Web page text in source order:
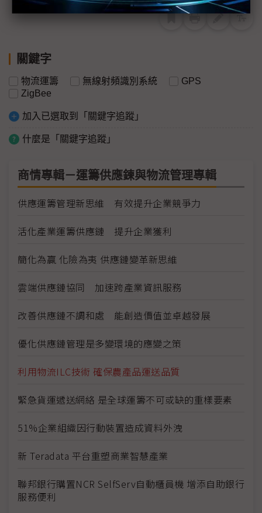
關鍵字
物流運籌 無線射頻識別系統
GPS
ZigBee
加入已選取到「關鍵字追蹤」
什麼是「關鍵字追蹤」
商情專輯－運籌供應鍊與物流管理專輯
供應運籌管理新思維 有效提升企業競爭力
活化產業運籌供應鏈 提升企業獲利
簡化為贏 化險為夷 供應鏈變革新思維
雲端供應鏈協同 加速跨產業資訊服務
改善供應鏈不調和處 能創造價值並卓越發展
優化供應鏈管理是多變環境的應變之策
利用物流ILC技術 確保農產品運送品質
緊急貨運遞送網絡 是全球運籌不可或缺的重樣要素
51%企業組織因行動裝置造成資料外洩
新 Teradata 平台重塑商業智慧產業
聯邦銀行購置NCR SelfServ自動櫃員機 增添自助銀行
服務便利